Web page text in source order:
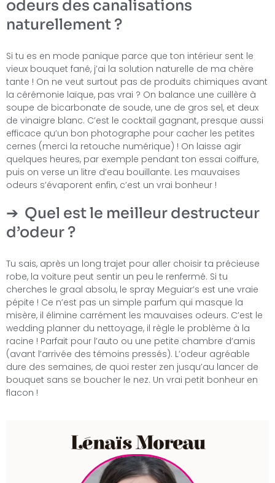
odeurs des canalisations
naturellement ?
Si tu es en mode panique parce que ton intérieur sent le
vieux bouquet fané, j’ai la solution naturelle de ma chère
tante ! On ne veut surtout pas de produits chimiques avant
la cérémonie laïque, pas vrai ? On balance une cuillère à
soupe de bicarbonate de soude, une de gros sel, et deux
de vinaigre blanc. C’est le cocktail gagnant, presque aussi
efficace qu’un bon photographe pour cacher les petites
cernes (merci la retouche numérique) ! On laisse agir
quelques heures, par exemple pendant ton essai coiffure,
puis on verse un litre d’eau bouillante. Les mauvaises
odeurs s’évaporent enfin, c’est un vrai bonheur !
Quel est le meilleur destructeur
d’odeur ?
Tu sais, après un long trajet pour aller choisir ta précieuse
robe, la voiture peut sentir un peu le renfermé. Si tu
cherches le graal absolu, le spray Meguiar’s est une vraie
pépite ! Ce n’est pas un simple parfum qui masque la
misère, il élimine carrément les mauvaises odeurs. C’est le
wedding planner du nettoyage, il règle le problème à la
racine ! Parfait pour l’auto ou une petite chambre d’amis
(avant l’arrivée des témoins pressés). L’odeur agréable
dure des semaines, de quoi rester zen jusqu’au lancer de
bouquet sans se boucher le nez. Un vrai petit bonheur en
flacon !
Lénaïs Moreau